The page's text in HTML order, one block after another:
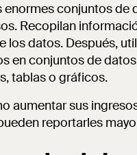
conjuntos de
Recopilan
los datos. Después,
en conjuntos de
tablas o gráficos.
aumentar sus
reportarles